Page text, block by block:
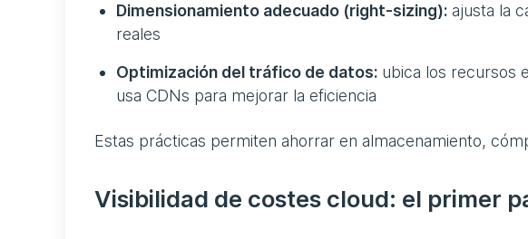
Dimensionamiento adecuado (right-sizing): ajusta la
reales
Optimización del tráfico de datos: ubica los recursos
usa CDNs para mejorar la eficiencia
Estas prácticas permiten ahorrar en almacenamiento,
Visibilidad de costes cloud: el primer